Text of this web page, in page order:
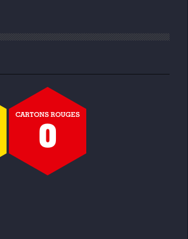
CARTONS ROUGES
0